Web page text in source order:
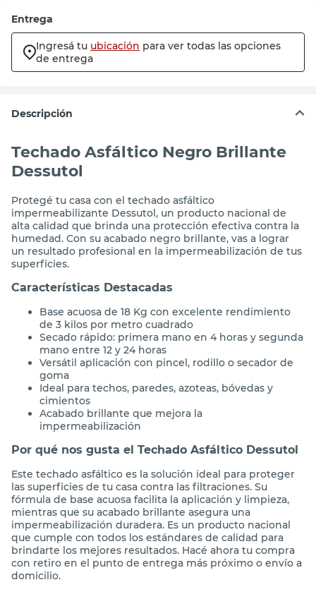
Entrega
Ingresá tu ubicación para ver todas las opciones
de entrega
Descripción
Techado Asfáltico Negro Brillante
Dessutol
Protegé tu casa con el techado asfáltico
impermeabilizante Dessutol, un producto nacional de
alta calidad que brinda una protección efectiva contra la
humedad. Con su acabado negro brillante, vas a lograr
un resultado profesional en la impermeabilización de tus
superficies.
Características Destacadas
Base acuosa de 18 Kg con excelente rendimiento
de 3 kilos por metro cuadrado
Secado rápido: primera mano en 4 horas y segunda
mano entre 12 y 24 horas
Versátil aplicación con pincel, rodillo o secador de
goma
Ideal para techos, paredes, azoteas, bóvedas y
cimientos
Acabado brillante que mejora la
impermeabilización
Por qué nos gusta el Techado Asfáltico Dessutol
Este techado asfáltico es la solución ideal para proteger
las superficies de tu casa contra las filtraciones. Su
fórmula de base acuosa facilita la aplicación y limpieza,
mientras que su acabado brillante asegura una
impermeabilización duradera. Es un producto nacional
que cumple con todos los estándares de calidad para
brindarte los mejores resultados. Hacé ahora tu compra
con retiro en el punto de entrega más próximo o envío a
domicilio.